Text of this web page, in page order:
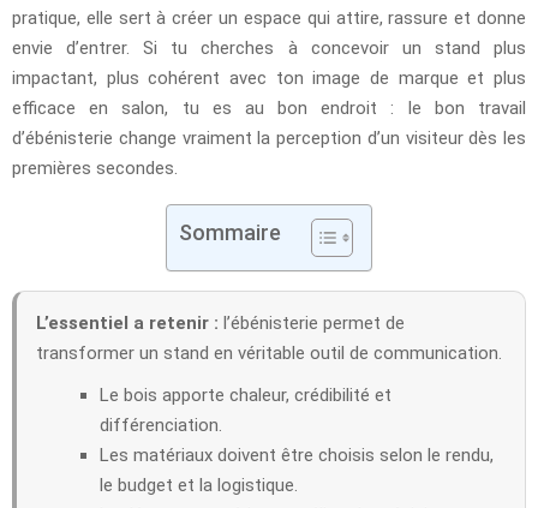
pratique, elle sert à créer un espace qui attire, rassure et donne
envie d’entrer. Si tu cherches à concevoir un stand plus
impactant, plus cohérent avec ton image de marque et plus
efficace en salon, tu es au bon endroit : le bon travail
d’ébénisterie change vraiment la perception d’un visiteur dès les
premières secondes.
Sommaire
L’essentiel a retenir : l’ébénisterie permet de
transformer un stand en véritable outil de communication.
Le bois apporte chaleur, crédibilité et
différenciation.
Les matériaux doivent être choisis selon le rendu,
le budget et la logistique.